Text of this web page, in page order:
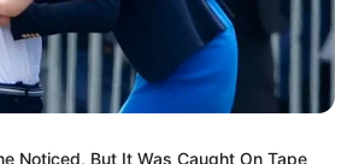
Noticed, But It Was Caught On Tape